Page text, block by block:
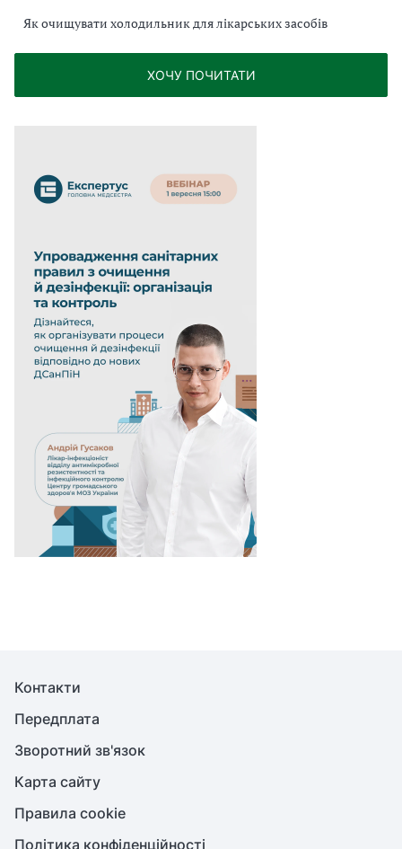
Як очищувати холодильник для лікарських засобів
ХОЧУ ПОЧИТАТИ
Контакти
Передплата
Зворотний зв'язок
Карта сайту
Правила cookie
Політика конфіденційності